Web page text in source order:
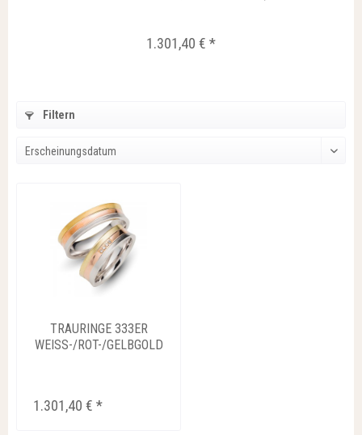
1.301,40 € *
Filtern
TRAURINGE 333ER
WEISS-/ROT-/GELBGOLD
1.301,40 € *